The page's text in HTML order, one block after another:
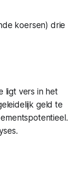
koersen) drie
ligt vers in het
geld te